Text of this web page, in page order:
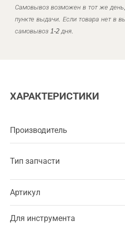
Самовывоз возможен в тот же
пункте выдачи. Если товара нет в
самовывоз 1-2 дня.
ХАРАКТЕРИСТИКИ
Производитель
Тип запчасти
Артикул
Для инструмента